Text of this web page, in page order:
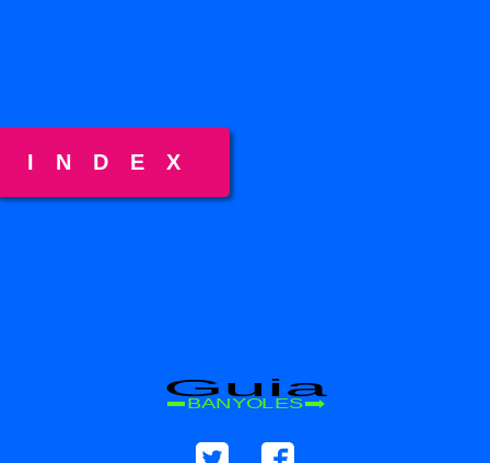
Guia
BANYOLES
INDEX